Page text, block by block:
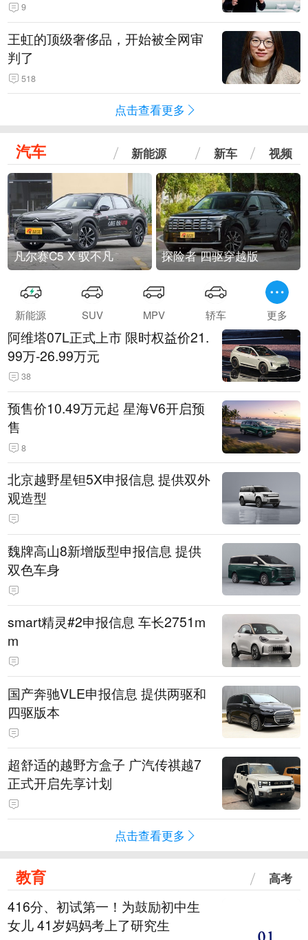
9
王虹的顶级奢侈品，开始被全网审
判了
518
点击查看更多
汽车 新能源 新车 视频
凡尔赛C5 X 驭不凡 探险者 四驱穿越版
新能源 SUV MPV 轿车 更多
阿维塔07L正式上市 限时权益价21.
99万-26.99万元
38
预售价10.49万元起 星海V6开启预
售
8
北京越野星钽5X申报信息 提供双外
观造型
魏牌高山8新增版型申报信息 提供
双色车身
smart精灵#2申报信息 车长2751m
m
国产奔驰VLE申报信息 提供两驱和
四驱版本
超舒适的越野方盒子 广汽传祺越7
正式开启先享计划
点击查看更多
教育 高考
416分、初试第一！为鼓励初中生
女儿 41岁妈妈考上了研究生